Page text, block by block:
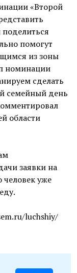
«Второй
помогут
из зоны
номинации
сделать
семейный день
области
заявки на
человек уже
luchshiy/